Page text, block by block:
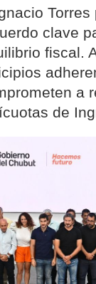
Torres
clave
fiscal.
a
de